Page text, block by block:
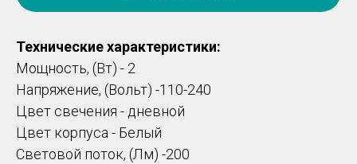
Технические характеристики:
Мощность, (Вт) - 2
Напряжение, (Вольт) -110-240
Цвет свечения - дневной
Цвет корпуса - Белый
Световой поток, (Лм) -200